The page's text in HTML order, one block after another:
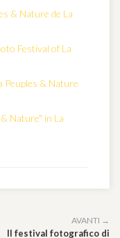
& Nature de La
Festival of La
Peuples & Nature
Nature" in La
AVANTI →
Il festival fotografico di